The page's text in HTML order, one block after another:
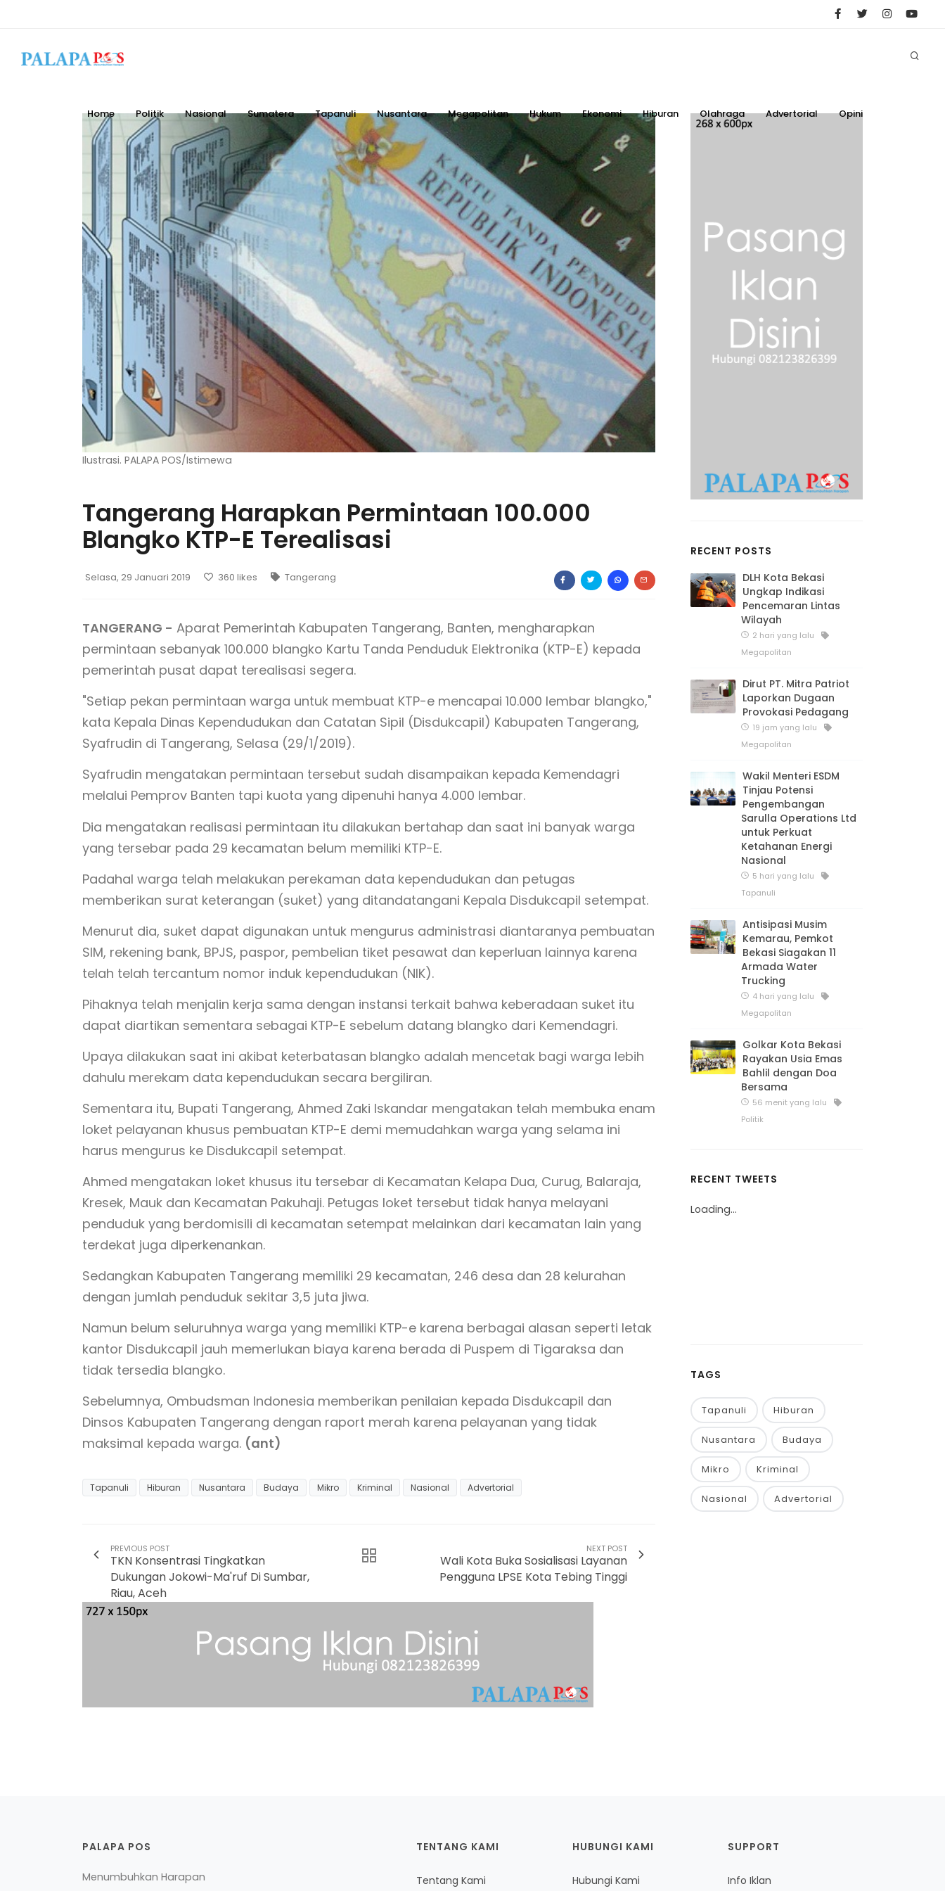
Home Politik Nasional Sumatera Tapanuli Nusantara Megapolitan Hukum Ekonomi Hiburan Olahraga Advertorial Opini
Ilustrasi. PALAPA POS/Istimewa
Tangerang Harapkan Permintaan 100.000
Blangko KTP-E Terealisasi
Selasa, 29 Januari 2019 360 likes Tangerang
TANGERANG - Aparat Pemerintah Kabupaten Tangerang, Banten, mengharapkan
permintaan sebanyak 100.000 blangko Kartu Tanda Penduduk Elektronika (KTP-E) kepada
pemerintah pusat dapat terealisasi segera.
"Setiap pekan permintaan warga untuk membuat KTP-e mencapai 10.000 lembar blangko,"
kata Kepala Dinas Kependudukan dan Catatan Sipil (Disdukcapil) Kabupaten Tangerang,
Syafrudin di Tangerang, Selasa (29/1/2019).
Syafrudin mengatakan permintaan tersebut sudah disampaikan kepada Kemendagri
melalui Pemprov Banten tapi kuota yang dipenuhi hanya 4.000 lembar.
Dia mengatakan realisasi permintaan itu dilakukan bertahap dan saat ini banyak warga
yang tersebar pada 29 kecamatan belum memiliki KTP-E.
Padahal warga telah melakukan perekaman data kependudukan dan petugas
memberikan surat keterangan (suket) yang ditandatangani Kepala Disdukcapil setempat.
Menurut dia, suket dapat digunakan untuk mengurus administrasi diantaranya pembuatan
SIM, rekening bank, BPJS, paspor, pembelian tiket pesawat dan keperluan lainnya karena
telah telah tercantum nomor induk kependudukan (NIK).
Pihaknya telah menjalin kerja sama dengan instansi terkait bahwa keberadaan suket itu
dapat diartikan sementara sebagai KTP-E sebelum datang blangko dari Kemendagri.
Upaya dilakukan saat ini akibat keterbatasan blangko adalah mencetak bagi warga lebih
dahulu merekam data kependudukan secara bergiliran.
Sementara itu, Bupati Tangerang, Ahmed Zaki Iskandar mengatakan telah membuka enam
loket pelayanan khusus pembuatan KTP-E demi memudahkan warga yang selama ini
harus mengurus ke Disdukcapil setempat.
Ahmed mengatakan loket khusus itu tersebar di Kecamatan Kelapa Dua, Curug, Balaraja,
Kresek, Mauk dan Kecamatan Pakuhaji. Petugas loket tersebut tidak hanya melayani
penduduk yang berdomisili di kecamatan setempat melainkan dari kecamatan lain yang
terdekat juga diperkenankan.
Sedangkan Kabupaten Tangerang memiliki 29 kecamatan, 246 desa dan 28 kelurahan
dengan jumlah penduduk sekitar 3,5 juta jiwa.
Namun belum seluruhnya warga yang memiliki KTP-e karena berbagai alasan seperti letak
kantor Disdukcapil jauh memerlukan biaya karena berada di Puspem di Tigaraksa dan
tidak tersedia blangko.
Sebelumnya, Ombudsman Indonesia memberikan penilaian kepada Disdukcapil dan
Dinsos Kabupaten Tangerang dengan raport merah karena pelayanan yang tidak
maksimal kepada warga. (ant)
Tapanuli Hiburan Nusantara Budaya Mikro Kriminal Nasional Advertorial
PREVIOUS POST
TKN Konsentrasi Tingkatkan
Dukungan Jokowi-Ma'ruf Di Sumbar,
Riau, Aceh
NEXT POST
Wali Kota Buka Sosialisasi Layanan
Pengguna LPSE Kota Tebing Tinggi
RECENT POSTS
DLH Kota Bekasi
Ungkap Indikasi
Pencemaran Lintas
Wilayah
2 hari yang lalu
Megapolitan
Dirut PT. Mitra Patriot
Laporkan Dugaan
Provokasi Pedagang
19 jam yang lalu
Megapolitan
Wakil Menteri ESDM
Tinjau Potensi
Pengembangan
Sarulla Operations Ltd
untuk Perkuat
Ketahanan Energi
Nasional
5 hari yang lalu
Tapanuli
Antisipasi Musim
Kemarau, Pemkot
Bekasi Siagakan 11
Armada Water
Trucking
4 hari yang lalu
Megapolitan
Golkar Kota Bekasi
Rayakan Usia Emas
Bahlil dengan Doa
Bersama
56 menit yang lalu
Politik
RECENT TWEETS
Loading...
TAGS
Tapanuli Hiburan
Nusantara Budaya
Mikro Kriminal
Nasional Advertorial
PALAPA POS
Menumbuhkan Harapan
TENTANG KAMI
Tentang Kami
HUBUNGI KAMI
Hubungi Kami
SUPPORT
Info Iklan